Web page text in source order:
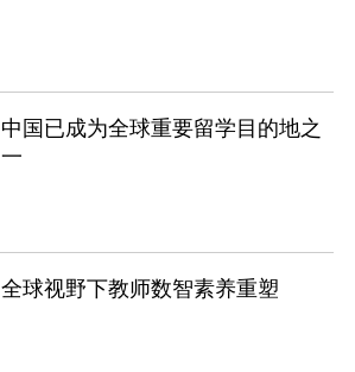
中国已成为全球重要留学目的地之
一
全球视野下教师数智素养重塑